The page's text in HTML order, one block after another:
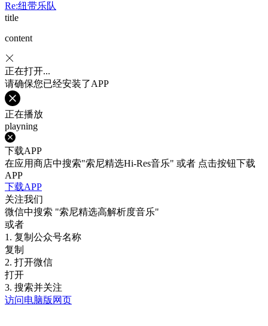
Re:纽带乐队
title
content
正在打开...
请确保您已经安装了APP
正在播放
playning
下载APP
在应用商店中搜索"索尼精选Hi-Res音乐" 或者 点击按钮下载
APP
下载APP
关注我们
微信中搜索 "索尼精选高解析度音乐"
或者
1. 复制公众号名称
复制
2. 打开微信
打开
3. 搜索并关注
访问电脑版网页